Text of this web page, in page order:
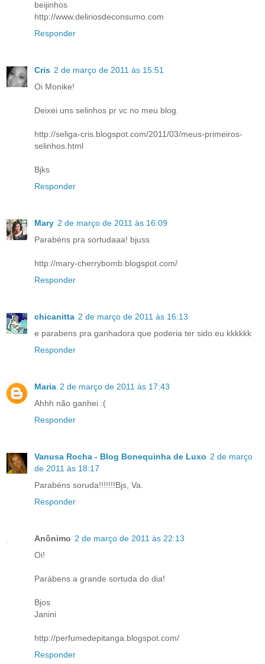
beijinhos
http://www.deliriosdeconsumo.com
Responder
Cris 2 de março de 2011 às 15:51
Oi Monike!
Deixei uns selinhos pr vc no meu blog.
http://seliga-cris.blogspot.com/2011/03/meus-primeiros-
selinhos.html
Bjks
Responder
Mary 2 de março de 2011 às 16:09
Parabéns pra sortudaaa! bjuss
http://mary-cherrybomb.blogspot.com/
Responder
chicanitta 2 de março de 2011 às 16:13
e parabens pra ganhadora que poderia ter sido eu kkkkkk
Responder
Maria 2 de março de 2011 às 17:43
Ahhh não ganhei :(
Responder
Vanusa Rocha - Blog Bonequinha de Luxo 2 de março
de 2011 às 18:17
Parabéns soruda!!!!!!!Bjs, Va.
Responder
Anônimo 2 de março de 2011 às 22:13
Oi!
Parábens a grande sortuda do dia!
Bjos
Janini
http://perfumedepitanga.blogspot.com/
Responder